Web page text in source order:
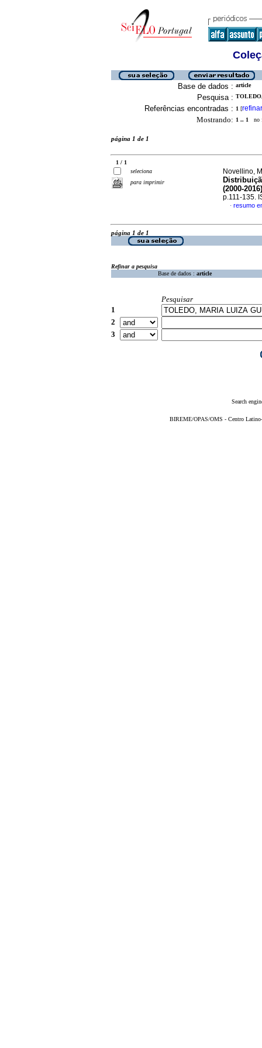
Base de dados : article
Pesquisa :
Referências encontradas : 1 [refinar
Mostrando: 1 .. 1 no
página 1 de 1
1 / 1
seleciona
para imprimir
Novellino,
(2000-2016)
p.111-135.
· resumo
página 1 de 1
Refinar a pesquisa
Base de dados : article
Pesquisar
1
2
3
Search
BIREME/OPAS/OMS - Centro Latino-